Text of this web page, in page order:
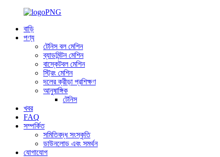
বাড়ি
পণ্য
টেনিস বল মেশিন
ব্যাডমিন্টন মেশিন
বাস্কেটবল মেশিন
স্ট্রিং মেশিন
দলের ক্রীড়া প্রশিক্ষণ
আনুষাঙ্গিক
টেনিস
খবর
FAQ
সম্পর্কিত
সমিতিবদ্ধ সংস্কৃতি
ডাউনলোড এবং সমর্থন
যোগাযোগ